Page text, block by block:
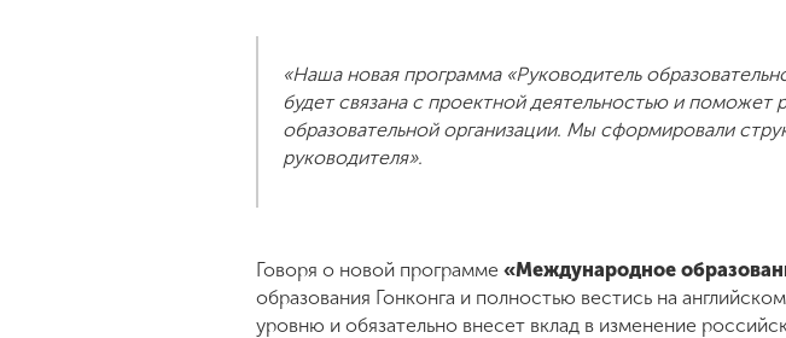
«Наша новая программа «Руководитель
будет связана с проектной деятельностью и
образовательной организации. Мы сформировали
руководителя».
Говоря о новой программе «Международное
образования Гонконга и полностью вестись на
уровню и обязательно внесет вклад в изменение